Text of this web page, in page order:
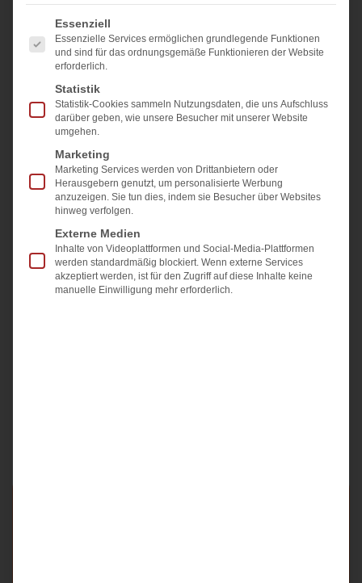
verfeinert, dass unsere Patienten von noch
nachhaltigeren Ergebnissen profitieren.
Alle drei Verfahren sind endoskopisch, narben- und
schnittfrei. Welches Verfahren das richtige für Sie ist,
klären wir gemeinsam im Beratungsgespräch.
OverStitch™
POSE® 3
Endomina®
Es folgt eine Liste der Service-Gruppen, für die eine
Essenziell
Essenzielle Services ermöglichen grundlegende Funktionen
und sind für das ordnungsgemäße Funktionieren der Website
erforderlich.
Statistik
Statistik-Cookies sammeln Nutzungsdaten, die uns Aufschluss
darüber geben, wie unsere Besucher mit unserer Website
umgehen.
Marketing
Marketing Services werden von Drittanbietern oder
Herausgebern genutzt, um personalisierte Werbung
anzuzeigen. Sie tun dies, indem sie Besucher über Websites
hinweg verfolgen.
Externe Medien
Inhalte von Videoplattformen und Social-Media-Plattformen
werden standardmäßig blockiert. Wenn externe Services
akzeptiert werden, ist für den Zugriff auf diese Inhalte keine
manuelle Einwilligung mehr erforderlich.